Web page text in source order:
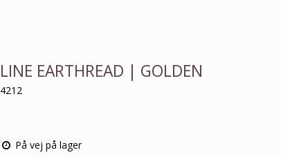
LINE EARTHREAD | GOLDEN
4212
På vej på lager